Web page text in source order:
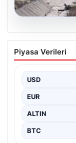
06.08.2026
Yurt
Söndürme
göre, yaz
Piyasa Verileri
USD
EUR
ALTIN
BTC